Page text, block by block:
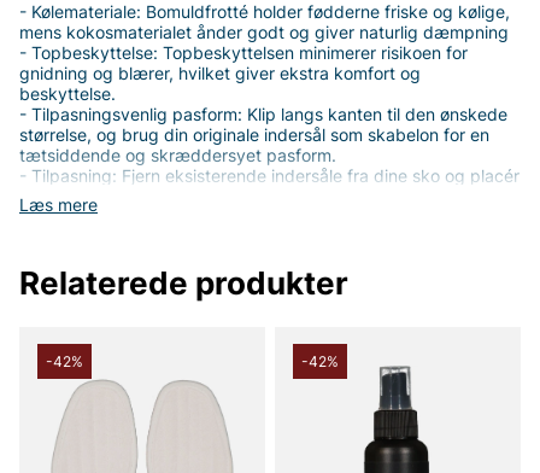
Læs mere
- Kølemateriale: Bomuldfrotté holder fødderne friske og kølige,
mens kokosmaterialet ånder godt og giver naturlig dæmpning
- Topbeskyttelse: Topbeskyttelsen minimerer risikoen for
gnidning og blærer, hvilket giver ekstra komfort og
beskyttelse.
- Tilpasningsvenlig pasform: Klip langs kanten til den ønskede
størrelse, og brug din originale indersål som skabelon for en
tætsiddende og skræddersyet pasform.
- Tilpasning: Fjern eksisterende indersåle fra dine sko og placér
din nye Summer Insole Standard fra OM for at sikre den
korrekte størrelse. Hvis det er nødvendigt, klip til med saks. Øg
- Rengøring & Pleje: Rengør med lunkent vand og sæbe. Tør
ved stuetemperatur. Vask ikke i vaskemaskinen.
Tak fordi du handler i vores webshop. Besøg også vores butik i
Vingåker.
Læs mere på www.vfo.se
Relaterede produkter
-42% -42%